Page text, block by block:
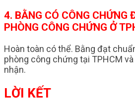
4. BẰNG CÓ CÔNG CHỨNG
PHÒNG CÔNG CHỨNG Ở
Hoàn toàn có thể. Bằng đạt
phòng công chứng tại TPHCM
nhận.
LỜI KẾT